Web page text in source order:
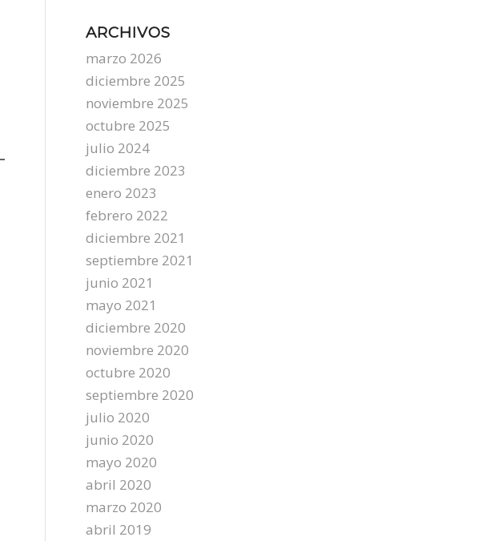
ARCHIVOS
marzo 2026
diciembre 2025
noviembre 2025
octubre 2025
julio 2024
diciembre 2023
enero 2023
febrero 2022
diciembre 2021
septiembre 2021
junio 2021
mayo 2021
diciembre 2020
noviembre 2020
octubre 2020
septiembre 2020
julio 2020
junio 2020
mayo 2020
abril 2020
marzo 2020
abril 2019